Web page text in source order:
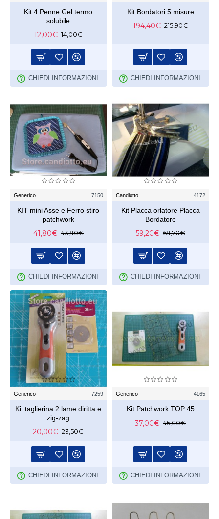
Kit 4 Penne Gel termo
solubile
12,00€ 14,00€
CHIEDI INFORMAZIONI
Kit Bordatori 5 misure
194,40€ 215,90€
CHIEDI INFORMAZIONI
Generico 7150
KIT mini Asse e Ferro stiro
patchwork
41,80€ 43,90€
CHIEDI INFORMAZIONI
Candiotto 4172
Kit Placca orlatore Placca
Bordatore
59,20€ 69,70€
CHIEDI INFORMAZIONI
Generico 7259
Kit taglierina 2 lame diritta e
zig-zag
20,00€ 23,50€
CHIEDI INFORMAZIONI
Generico 4165
Kit Patchwork TOP 45
37,00€ 45,00€
CHIEDI INFORMAZIONI